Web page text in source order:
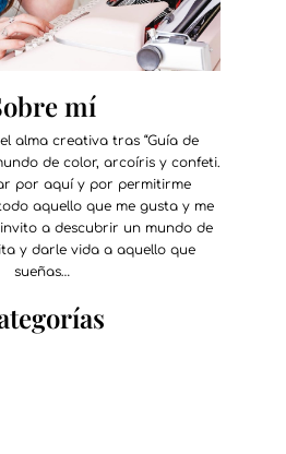
mí
el alma creativa tras “Guía de
de color, arcoíris y confeti.
por aquí y por permitirme
aquello que me gusta y me
a descubrir un mundo de
y darle vida a aquello que
sueñas…